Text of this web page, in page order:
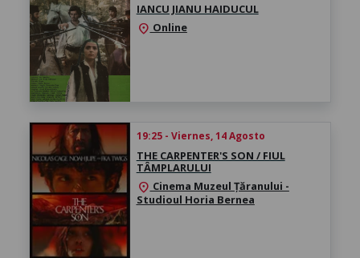
IANCU JIANU HAIDUCUL
location_on Online
19:25 - Viernes, 14 Agosto
THE CARPENTER'S SON / FIUL
TÂMPLARULUI
location_on Cinema Muzeul Țăranului -
Studioul Horia Bernea